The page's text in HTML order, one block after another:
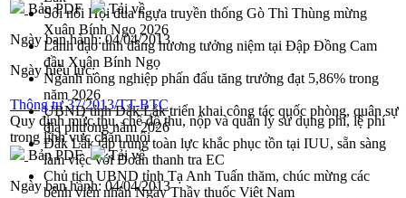
Sôi nổi Hội đua ngựa truyền thống Gò Thì Thùng mừng
Xuân Bính Ngọ 2026
Lãnh đạo tỉnh dâng hương tưởng niệm tại Đập Đồng Cam
đầu Xuân Bính Ngọ
Ngành nông nghiệp phấn đấu tăng trưởng đạt 5,86% trong
năm 2026
UBND tỉnh Đắk Lắk triển khai công tác quốc phòng, quân sự
địa phương năm 2026
Đắk Lắk tập trung toàn lực khắc phục tồn tại IUU, sẵn sàng
làm việc với Đoàn thanh tra EC
Chủ tịch UBND tỉnh Tạ Anh Tuấn thăm, chúc mừng các
bệnh viện nhân Ngày Thầy thuốc Việt Nam
Bản PDF
Tải về
Ngày ban hành:04/04/2013
Ngày hiệu lực:
Thông tư 37/2013/TT-BTC
Quy định mức thu, chế độ thu, nộp và quản lý sử dụng phí, lệ phí
trong lĩnh vực chăn nuôi
Bản PDF
Tải về
Ngày ban hành:04/04/2013